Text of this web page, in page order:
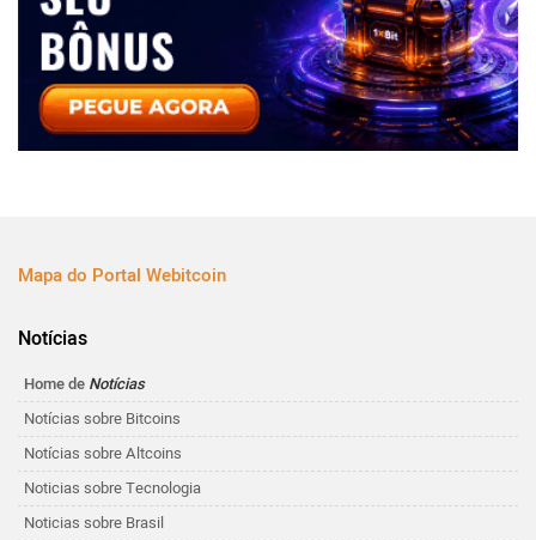
Mapa do Portal Webitcoin
Notícias
Home de Notícias
Notícias sobre Bitcoins
Notícias sobre Altcoins
Noticias sobre Tecnologia
Noticias sobre Brasil